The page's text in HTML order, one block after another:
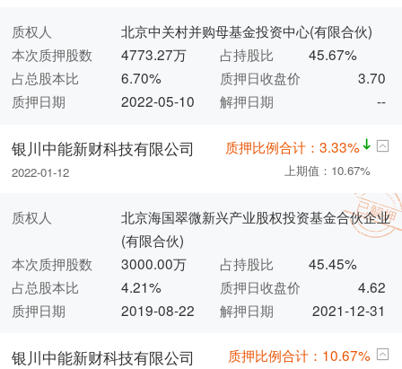
质权人
北京中关村并购母基金投资中心(有限合伙)
本次质押股数
4773.27万 占持股比
45.67%
占总股本比
6.70% 质押日收盘价
3.70
质押日期
2022-05-10 解押日期 --
银川中能新财科技有限公司
2022-01-12
质押比例合计：3.33%
上期值：10.67%
质权人
北京海国翠微新兴产业股权投资基金合伙企业
(有限合伙)
本次质押股数
3000.00万 占持股比
45.45%
占总股本比
4.21% 质押日收盘价
4.62
质押日期
2019-08-22 解押日期 2021-12-31
银川中能新财科技有限公司 质押比例合计：10.67%